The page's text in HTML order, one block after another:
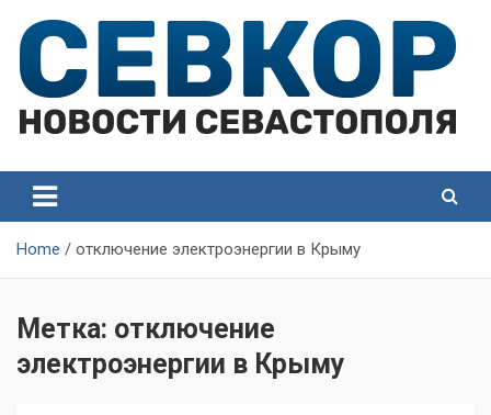
content
Севастополя
Севастополя
Home отключение электроэнергии в Крыму
Метка: отключение
электроэнергии в Крыму